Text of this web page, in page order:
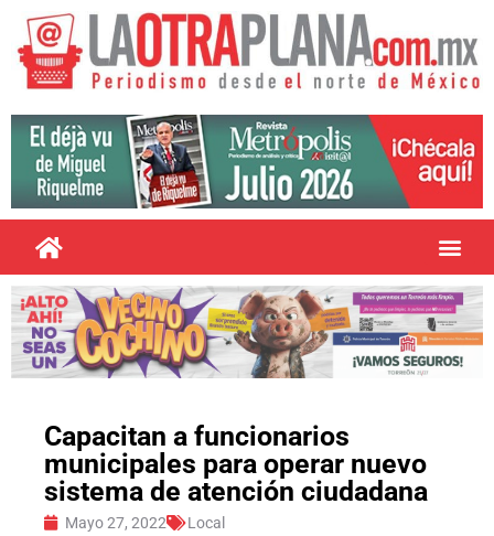
Capacitan a funcionarios
municipales para operar nuevo
sistema de atención ciudadana
Mayo 27, 2022 Local